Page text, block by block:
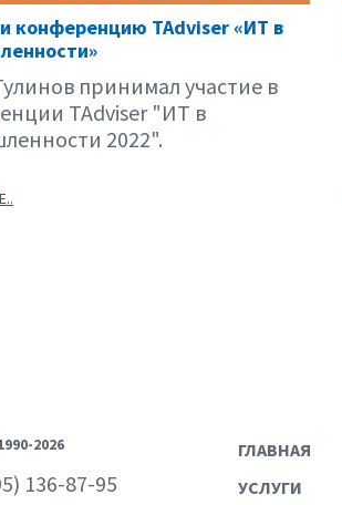
конференцию TAdviser «ИТ в
принимал участие в
TAdviser "ИТ в
2022".
2026
136-87-95
ГЛАВНАЯ
УСЛУГИ